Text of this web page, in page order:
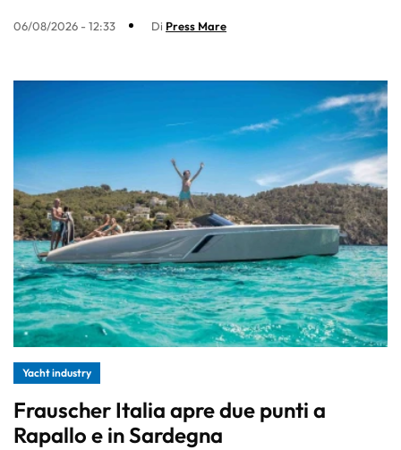
06/08/2026 - 12:33 Di Press Mare
Yacht industry
Frauscher Italia apre due punti a
Rapallo e in Sardegna